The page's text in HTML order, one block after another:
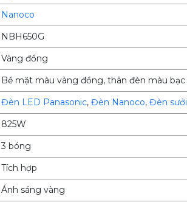
Nanoco
NBH650G
Vàng đồng
Bề mặt màu vàng đồng, thân đèn màu bạc
Đèn LED Panasonic, Đèn Nanoco, Đèn sưởi
825W
3 bóng
Tích hợp
Ánh sáng vàng